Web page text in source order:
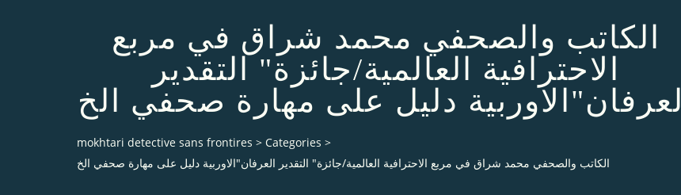
الكاتب والصحفي محمد شراق في مربع
الاحترافية العالمية/جائزة" التقدير
العرفان"الاوربية دليل على مهارة صحفي الخ
mokhtari detective sans frontires > Categories >
الكاتب والصحفي محمد شراق في مربع الاحترافية العالمية/جائزة" التقدير العرفان"الاوربية دليل على مهارة صحفي الخ